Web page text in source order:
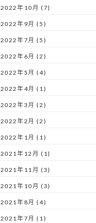
2022年10月 (7)
2022年9月 (5)
2022年7月 (5)
2022年6月 (2)
2022年5月 (4)
2022年4月 (1)
2022年3月 (2)
2022年2月 (2)
2022年1月 (1)
2021年12月 (1)
2021年11月 (3)
2021年10月 (3)
2021年8月 (4)
2021年7月 (1)